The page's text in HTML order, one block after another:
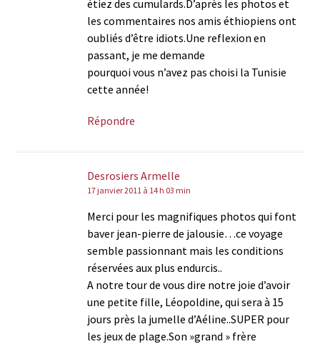
étiez des cumulards.D’après les photos et
les commentaires nos amis éthiopiens ont
oubliés d’être idiots.Une reflexion en
passant, je me demande
pourquoi vous n’avez pas choisi la Tunisie
cette année!
Répondre
Desrosiers Armelle
17 janvier 2011 à 14 h 03 min
Merci pour les magnifiques photos qui font
baver jean-pierre de jalousie…ce voyage
semble passionnant mais les conditions
réservées aux plus endurcis..
A notre tour de vous dire notre joie d’avoir
une petite fille, Léopoldine, qui sera à 15
jours près la jumelle d’Aéline..SUPER pour
les jeux de plage.Son »grand » frère